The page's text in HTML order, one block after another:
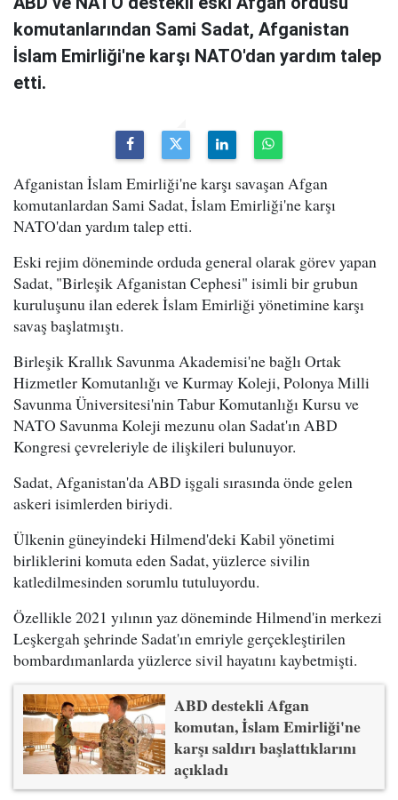
komutanlarından Sami Sadat, Afganistan
İslam Emirliği'ne karşı NATO'dan yardım talep
etti.
Afganistan İslam Emirliği'ne karşı savaşan Afgan
komutanlardan Sami Sadat, İslam Emirliği'ne karşı
NATO'dan yardım talep etti.
Eski rejim döneminde orduda general olarak görev yapan
Sadat, "Birleşik Afganistan Cephesi" isimli bir grubun
kuruluşunu ilan ederek İslam Emirliği yönetimine karşı
savaş başlatmıştı.
Birleşik Krallık Savunma Akademisi'ne bağlı Ortak
Hizmetler Komutanlığı ve Kurmay Koleji, Polonya Milli
Savunma Üniversitesi'nin Tabur Komutanlığı Kursu ve
NATO Savunma Koleji mezunu olan Sadat'ın ABD
Kongresi çevreleriyle de ilişkileri bulunuyor.
Sadat, Afganistan'da ABD işgali sırasında önde gelen
askeri isimlerden biriydi.
Ülkenin güneyindeki Hilmend'deki Kabil yönetimi
birliklerini komuta eden Sadat, yüzlerce sivilin
katledilmesinden sorumlu tutuluyordu.
Özellikle 2021 yılının yaz döneminde Hilmend'in merkezi
Leşkergah şehrinde Sadat'ın emriyle gerçekleştirilen
bombardımanlarda yüzlerce sivil hayatını kaybetmişti.
ABD destekli Afgan
komutan, İslam Emirliği'ne
karşı saldırı başlattıklarını
açıkladı